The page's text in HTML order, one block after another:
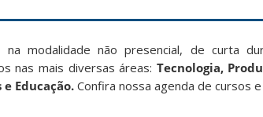
modalidade não presencial, de curta
nas mais diversas áreas: Tecnologia,
Educação. Confira nossa agenda de cursos